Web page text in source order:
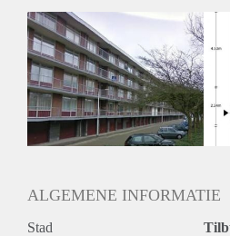
Huurtoeslag
Mogelijk
Inkomen eis
N.V.T.
Huurtermijn
Onbepaalde termijn
Oplevering
ALGEMENE INFORMATIE
Stad